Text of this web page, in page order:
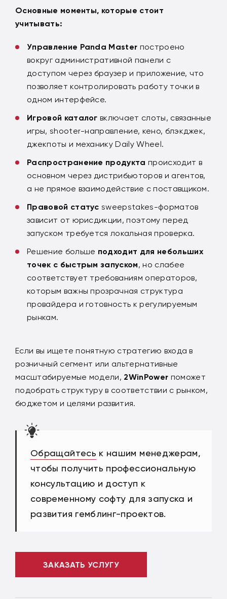
Основные моменты, которые стоит
учитывать:
Управление Panda Master построено
вокруг административной панели с
доступом через браузер и приложение, что
позволяет контролировать работу точки в
одном интерфейсе.
Игровой каталог включает слоты, связанные
игры, shooter-направление, кено, блэкджек,
джекпоты и механику Daily Wheel.
Распространение продукта происходит в
основном через дистрибьюторов и агентов,
а не прямое взаимодействие с поставщиком.
Правовой статус sweepstakes-форматов
зависит от юрисдикции, поэтому перед
запуском требуется локальная проверка.
Решение больше подходит для небольших
точек с быстрым запуском, но слабее
соответствует требованиям операторов,
которым важны прозрачная структура
провайдера и готовность к регулируемым
рынкам.
Если вы ищете понятную стратегию входа в
розничный сегмент или альтернативные
масштабируемые модели, 2WinPower поможет
подобрать структуру в соответствии с рынком,
бюджетом и целями развития.
Обращайтесь к нашим менеджерам,
чтобы получить профессиональную
консультацию и доступ к
современному софту для запуска и
развития гемблинг-проектов.
ЗАКАЗАТЬ УСЛУГУ